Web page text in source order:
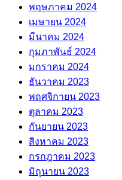
พฤษภาคม 2024
เมษายน 2024
มีนาคม 2024
กุมภาพันธ์ 2024
มกราคม 2024
ธันวาคม 2023
พฤศจิกายน 2023
ตุลาคม 2023
กันยายน 2023
สิงหาคม 2023
กรกฎาคม 2023
มิถุนายน 2023